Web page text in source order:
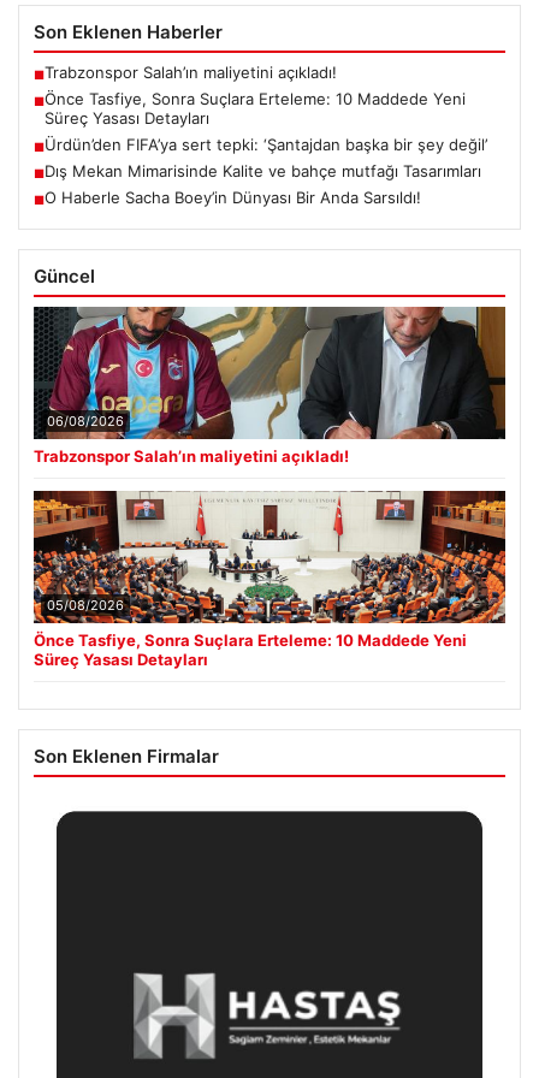
Son Eklenen Haberler
■Trabzonspor Salah’ın maliyetini açıkladı!
■Önce Tasfiye, Sonra Suçlara Erteleme: 10 Maddede Yeni
Süreç Yasası Detayları
■Ürdün’den FIFA’ya sert tepki: ‘Şantajdan başka bir şey değil’
■Dış Mekan Mimarisinde Kalite ve bahçe mutfağı Tasarımları
■O Haberle Sacha Boey’in Dünyası Bir Anda Sarsıldı!
Güncel
06/08/2026
Trabzonspor Salah’ın maliyetini açıkladı!
05/08/2026
Önce Tasfiye, Sonra Suçlara Erteleme: 10 Maddede Yeni
Süreç Yasası Detayları
Son Eklenen Firmalar